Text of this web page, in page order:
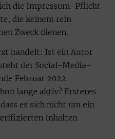
die Impressum-Pflicht
die keinem rein
Zweck dienen.
handelt: Ist ein Autor
der Social-Media-
Februar 2022
lange aktiv? Ersteres
es sich nicht um ein
Inhalten